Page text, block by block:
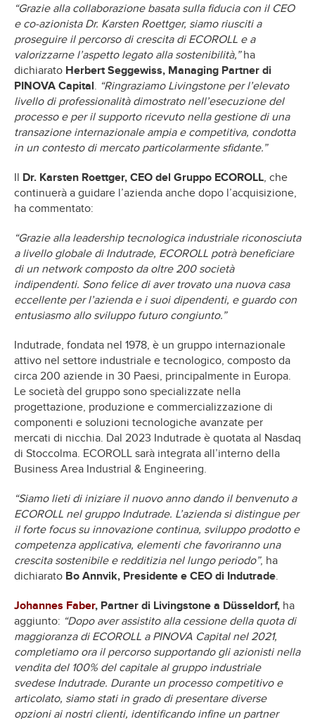
“Grazie alla collaborazione basata sulla fiducia con il CEO
e co-azionista Dr. Karsten Roettger, siamo riusciti a
proseguire il percorso di crescita di ECOROLL e a
valorizzarne l’aspetto legato alla sostenibilità,”ha
dichiarato Herbert Seggewiss, Managing Partner di
PINOVA Capital. “Ringraziamo Livingstone per l’elevato
livello di professionalità dimostrato nell’esecuzione del
processo e per il supporto ricevuto nella gestione di una
transazione internazionale ampia e competitiva, condotta
in un contesto di mercato particolarmente sfidante.”
Il Dr. Karsten Roettger, CEO del Gruppo ECOROLL, che
continuerà a guidare l’azienda anche dopo l’acquisizione,
ha commentato:
“Grazie alla leadership tecnologica industriale riconosciuta
a livello globale di Indutrade, ECOROLL potrà beneficiare
di un network composto da oltre 200 società
indipendenti. Sono felice di aver trovato una nuova casa
eccellente per l’azienda e i suoi dipendenti, e guardo con
entusiasmo allo sviluppo futuro congiunto.”
Indutrade, fondata nel 1978, è un gruppo internazionale
attivo nel settore industriale e tecnologico, composto da
circa 200 aziende in 30 Paesi, principalmente in Europa.
Le società del gruppo sono specializzate nella
progettazione, produzione e commercializzazione di
componenti e soluzioni tecnologiche avanzate per
mercati di nicchia. Dal 2023 Indutrade è quotata al Nasdaq
di Stoccolma. ECOROLL sarà integrata all’interno della
Business Area Industrial & Engineering.
“Siamo lieti di iniziare il nuovo anno dando il benvenuto a
ECOROLL nel gruppo Indutrade. L’azienda si distingue per
il forte focus su innovazione continua, sviluppo prodotto e
competenza applicativa, elementi che favoriranno una
crescita sostenibile e redditizia nel lungo periodo”, ha
dichiarato Bo Annvik, Presidente e CEO di Indutrade.
Johannes Faber, Partner di Livingstone a Düsseldorf, ha
aggiunto: “Dopo aver assistito alla cessione della quota di
maggioranza di ECOROLL a PINOVA Capital nel 2021,
completiamo ora il percorso supportando gli azionisti nella
vendita del 100% del capitale al gruppo industriale
svedese Indutrade. Durante un processo competitivo e
articolato, siamo stati in grado di presentare diverse
opzioni ai nostri clienti, identificando infine un partner